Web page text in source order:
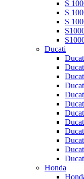
S
S
S
Ducati
Honda